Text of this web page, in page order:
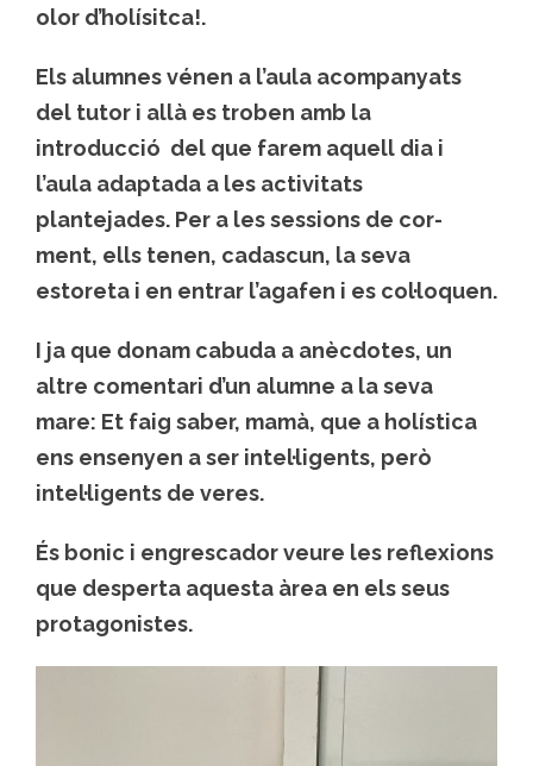
olor d’holísitca!.
Els alumnes vénen a l’aula acompanyats
del tutor i allà es troben amb la
introducció del que farem aquell dia i
l’aula adaptada a les activitats
plantejades. Per a les sessions de cor-
ment, ells tenen, cadascun, la seva
estoreta i en entrar l’agafen i es col·loquen.
I ja que donam cabuda a anècdotes, un
altre comentari d’un alumne a la seva
mare: Et faig saber, mamà, que a holística
ens ensenyen a ser intel·ligents, però
intel·ligents de veres.
És bonic i engrescador veure les reflexions
que desperta aquesta àrea en els seus
protagonistes.